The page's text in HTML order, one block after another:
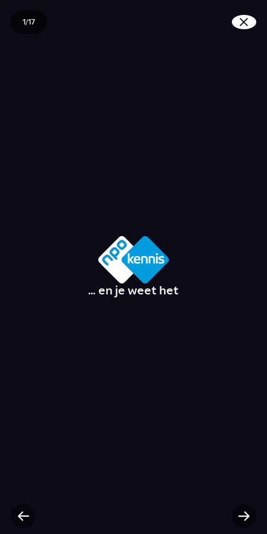
1/17
Wat kunnen we
... en je weet het